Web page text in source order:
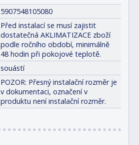
5907548105080
Před instalací se musí zajistit
dostatečná AKLIMATIZACE zboží
podle ročního období, minimálně
48 hodin při pokojové teplotě.
souástí
POZOR: Přesný instalační rozměr je
v dokumentaci, označení v
produktu není instalační rozměr.